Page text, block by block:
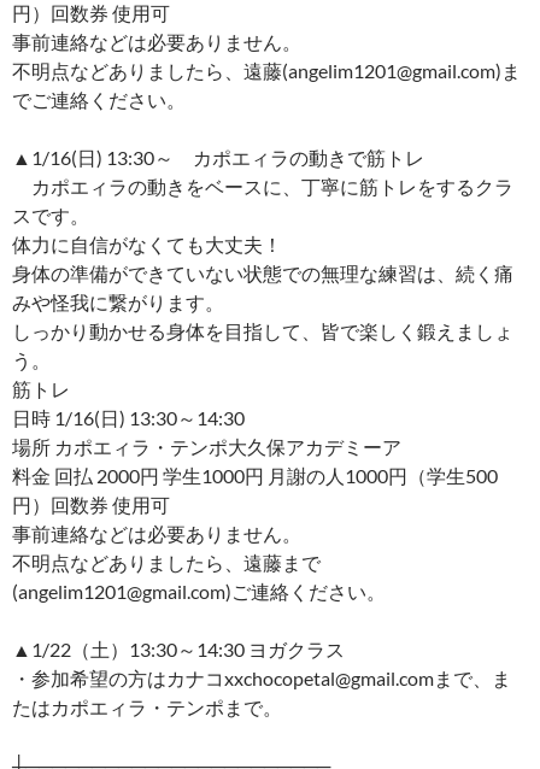
円）回数券 使用可
事前連絡などは必要ありません。
不明点などありましたら、遠藤(angelim1201@gmail.com)ま
でご連絡ください。
▲1/16(日) 13:30～ カポエィラの動きで筋トレ
カポエィラの動きをベースに、丁寧に筋トレをするクラ
スです。
体力に自信がなくても大丈夫！
身体の準備ができていない状態での無理な練習は、続く痛
みや怪我に繋がります。
しっかり動かせる身体を目指して、皆で楽しく鍛えましょ
う。
筋トレ
日時 1/16(日) 13:30～14:30
場所 カポエィラ・テンポ大久保アカデミーア
料金 回払 2000円 学生1000円 月謝の人1000円（学生500
円）回数券 使用可
事前連絡などは必要ありません。
不明点などありましたら、遠藤まで
(angelim1201@gmail.com)ご連絡ください。
▲1/22（土）13:30～14:30 ヨガクラス
・参加希望の方はカナコxxchocopetal@gmail.comまで、ま
たはカポエィラ・テンポまで。